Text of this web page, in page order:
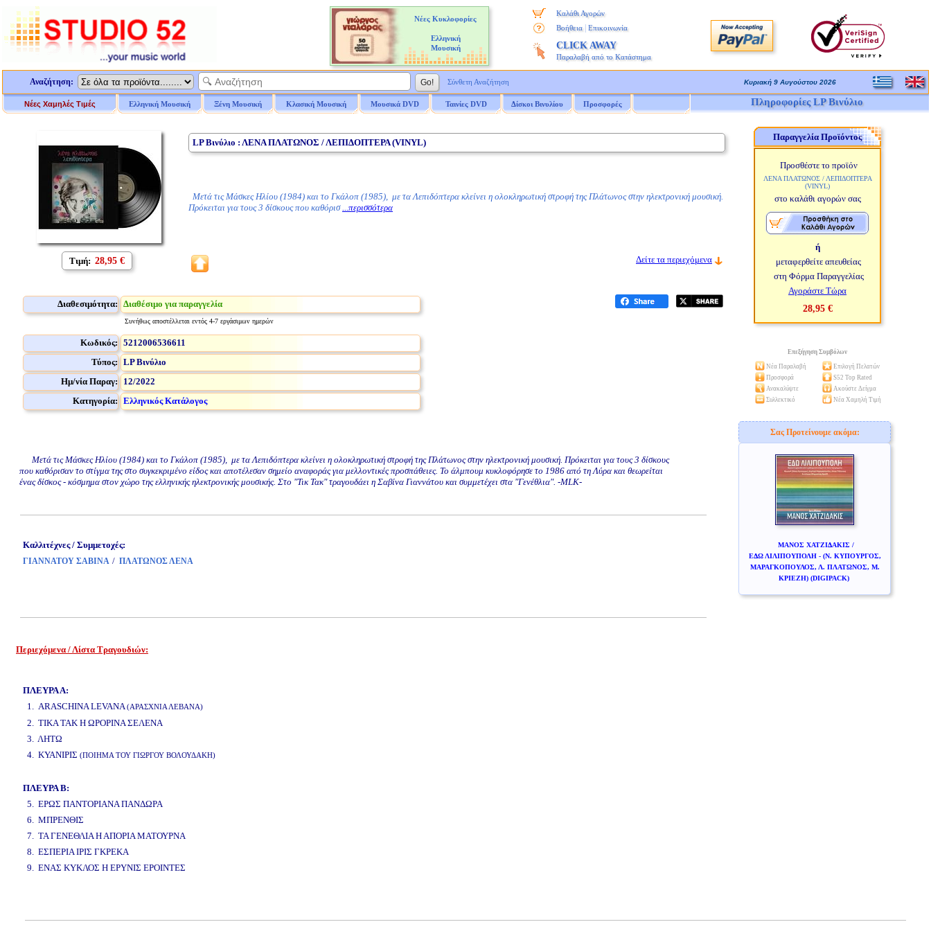
Νέες Κυκλοφορίες
Ελληνική
Μουσική
Καλάθι Αγορών
Βοήθεια
Επικοινωνία
CLICK AWAY
Παραλαβή από το Κατάστημα
Αναζήτηση: Σύνθετη Αναζήτηση Κυριακή 9 Αυγούστου 2026
Νέες Χαμηλές Τιμές Ελληνική Μουσική Ξένη Μουσική Κλασική Μουσική Μουσικά DVD Ταινίες DVD Δίσκοι Βινυλίου Προσφορές Πληροφορίες LP Βινύλιο
Τιμή: 28,95 €
LP Βινύλιο : ΛΕΝΑ ΠΛΑΤΩΝΟΣ / ΛΕΠΙΔΟΠΤΕΡΑ (VINYL)
Μετά τις Μάσκες Ηλίου (1984) και το Γκάλοπ (1985), με τα Λεπιδόπτερα κλείνει η ολοκληρωτική στροφή της Πλάτωνος στην ηλεκτρονική μουσική.
Πρόκειται για τους 3 δίσκους που καθόρισ...περισσότερα
Δείτε τα περιεχόμενα
Διαθεσιμότητα: Διαθέσιμο για παραγγελία
Συνήθως αποστέλλεται εντός 4-7 εργάσιμων ημερών
Κωδικός: 5212006536611
Τύπος: LP Βινύλιο
Ημ/νία Παραγ:
12/2022
Κατηγορία: Ελληνικός Κατάλογος
Παραγγελία Προϊόντος
Προσθέστε το προϊόν
ΛΕΝΑ ΠΛΑΤΩΝΟΣ / ΛΕΠΙΔΟΠΤΕΡΑ
(VINYL)
στο καλάθι αγορών σας
ή
μεταφερθείτε απευθείας
στη Φόρμα Παραγγελίας
Αγοράστε Τώρα
28,95 €
Επεξήγηση Συμβόλων
Νέα Παραλαβή
Επιλογή Πελατών
Προσφορά
S52 Top Rated
Ανακαλύψτε
Ακούστε Δείγμα
Συλλεκτικό
Νέα Χαμηλή Τιμή
Μετά τις Μάσκες Ηλίου (1984) και το Γκάλοπ (1985), με τα Λεπιδόπτερα κλείνει η ολοκληρωτική στροφή της Πλάτωνος στην ηλεκτρονική μουσική. Πρόκειται για τους 3 δίσκους
που καθόρισαν το στίγμα της στο συγκεκριμένο είδος και αποτέλεσαν σημείο αναφοράς για μελλοντικές προσπάθειες. Το άλμπουμ κυκλοφόρησε το 1986 από τη Λύρα και θεωρείται
ένας δίσκος - κόσμημα στον χώρο της ελληνικής ηλεκτρονικής μουσικής. Στο "Τικ Τακ" τραγουδάει η Σαβίνα Γιαννάτου και συμμετέχει στα "Γενέθλια". -MLK-
Καλλιτέχνες / Συμμετοχές:
ΓΙΑΝΝΑΤΟΥ ΣΑΒΙΝΑ / ΠΛΑΤΩΝΟΣ ΛΕΝΑ
Περιεχόμενα / Λίστα Τραγουδιών:
ΠΛΕΥΡΑ Α:
1. ARASCHINA LEVANA(ΑΡΑΣΧΝΙΑ ΛΕΒΑΝΑ)
2. ΤΙΚΑ ΤΑΚ Η ΩΡΟΡΙΝΑ ΣΕΛΕΝΑ
3. ΛΗΤΩ
4. ΚΥΑΝΙΡΙΣ (ΠΟΙΗΜΑ ΤΟΥ ΓΙΩΡΓΟΥ ΒΟΛΟΥΔΑΚΗ)
ΠΛΕΥΡΑ Β:
5. ΕΡΩΣ ΠΑΝΤΟΡΙΑΝΑ ΠΑΝΔΩΡΑ
6. ΜΠΡΕΝΘΙΣ
7. ΤΑ ΓΕΝΕΘΛΙΑ Η ΑΠΟΡΙΑ ΜΑΤΟΥΡΝΑ
8. ΕΣΠΕΡΙΑ ΙΡΙΣ ΓΚΡΕΚΑ
9. ΕΝΑΣ ΚΥΚΛΟΣ Η ΕΡΥΝΙΣ ΕΡΟΙΝΤΕΣ
Σας Προτείνουμε ακόμα:
ΜΑΝΟΣ ΧΑΤΖΙΔΑΚΙΣ /
ΕΔΩ ΛΙΛΙΠΟΥΠΟΛΗ - (Ν. ΚΥΠΟΥΡΓΟΣ,
ΜΑΡΑΓΚΟΠΟΥΛΟΣ, Λ. ΠΛΑΤΩΝΟΣ, Μ.
ΚΡΙΕΖΗ) (DIGIPACK)